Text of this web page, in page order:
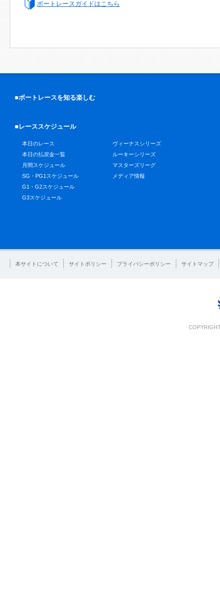
ボートレースガイドはこちら
■ボートレースを知る楽しむ
■レーススケジュール
本日のレース
本日の払戻金一覧
月間スケジュール
SG・PG1スケジュール
G1・G2スケジュール
G3スケジュール
ヴィーナスシリーズ
ルーキーシリーズ
マスターズリーグ
メディア情報
本サイトについて サイトポリシー プライバシーポリシー サイトマップ